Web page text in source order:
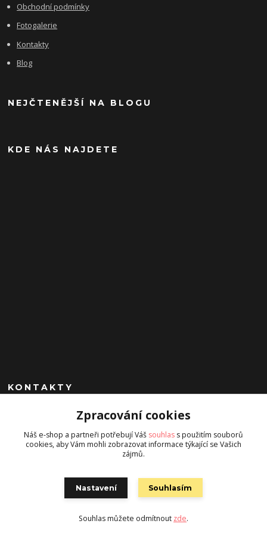
Obchodní podmínky
Fotogalerie
Kontakty
Blog
NEJČTENĚJŠÍ NA BLOGU
KDE NÁS NAJDETE
KONTAKTY
+420 602 260 963
jan.chrobak@seznam.cz
Vytvořeno na Eshop-rychle.cz
Zpracování cookies
Náš e-shop a partneři potřebují Váš souhlas s použitím souborů
cookies, aby Vám mohli zobrazovat informace týkající se Vašich
zájmů.
Nastavení Souhlasím
Souhlas můžete odmítnout zde.